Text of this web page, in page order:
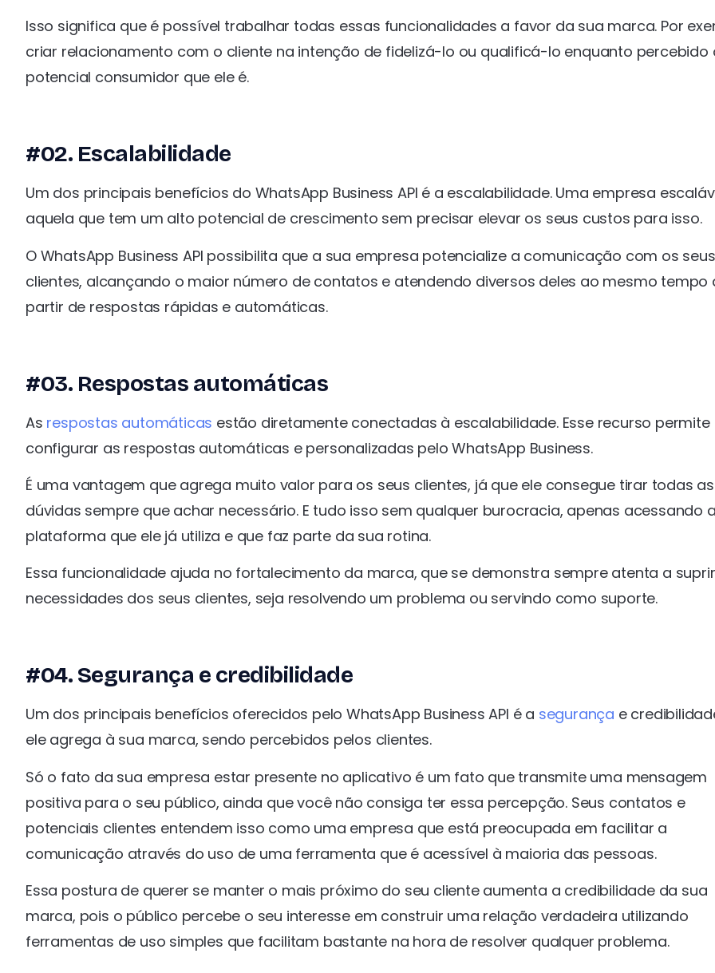
Isso significa que é possível trabalhar todas essas funcionalidades a favor da sua marca. Por
criar relacionamento com o cliente na intenção de fidelizá-lo ou qualificá-lo enquanto percebido
potencial consumidor que ele é.
#02. Escalabilidade
Um dos principais benefícios do WhatsApp Business API é a escalabilidade. Uma empresa
aquela que tem um alto potencial de crescimento sem precisar elevar os seus custos para isso.
O WhatsApp Business API possibilita que a sua empresa potencialize a comunicação com os seus
clientes, alcançando o maior número de contatos e atendendo diversos deles ao mesmo tempo
partir de respostas rápidas e automáticas.
#03. Respostas automáticas
As respostas automáticas estão diretamente conectadas à escalabilidade. Esse recurso permite
configurar as respostas automáticas e personalizadas pelo WhatsApp Business.
É uma vantagem que agrega muito valor para os seus clientes, já que ele consegue tirar todas
dúvidas sempre que achar necessário. E tudo isso sem qualquer burocracia, apenas acessando a
plataforma que ele já utiliza e que faz parte da sua rotina.
Essa funcionalidade ajuda no fortalecimento da marca, que se demonstra sempre atenta a
necessidades dos seus clientes, seja resolvendo um problema ou servindo como suporte.
#04. Segurança e credibilidade
Um dos principais benefícios oferecidos pelo WhatsApp Business API é a segurança e
ele agrega à sua marca, sendo percebidos pelos clientes.
Só o fato da sua empresa estar presente no aplicativo é um fato que transmite uma mensagem
positiva para o seu público, ainda que você não consiga ter essa percepção. Seus contatos e
potenciais clientes entendem isso como uma empresa que está preocupada em facilitar a
comunicação através do uso de uma ferramenta que é acessível à maioria das pessoas.
Essa postura de querer se manter o mais próximo do seu cliente aumenta a credibilidade da sua
marca, pois o público percebe o seu interesse em construir uma relação verdadeira utilizando
ferramentas de uso simples que facilitam bastante na hora de resolver qualquer problema.